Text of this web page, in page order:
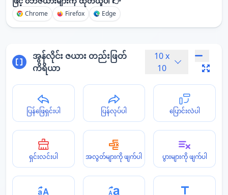
Chrome Firefox Edge
အွန်လိုင်း ဇယား တည်းဖြတ်
ကိရိယာ
10 x
10
ပြန်ဖြေရှင်းပါ ပြန်လုပ်ပါ ပြောင်းလဲပါ
ရှင်းလင်းပါ အလွတ်များကို ဖျက်ပါ ပွားများကို ဖျက်ပါ